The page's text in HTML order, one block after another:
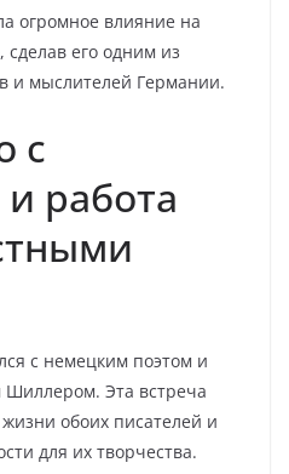
огромное влияние на
сделав его одним из
и мыслителей Германии.
с
работа
с немецким поэтом и
Эта встреча
обоих писателей и
для их творчества.